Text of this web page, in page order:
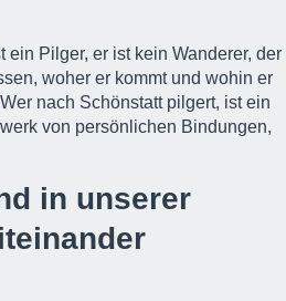
ein Pilger, er ist kein Wanderer, der
woher er kommt und wohin er
nach Schönstatt pilgert, ist ein
von persönlichen Bindungen,
in unserer